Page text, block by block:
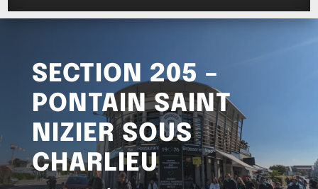
SECTION 205 –
PONTAIN SAINT
NIZIER SOUS
CHARLIEU